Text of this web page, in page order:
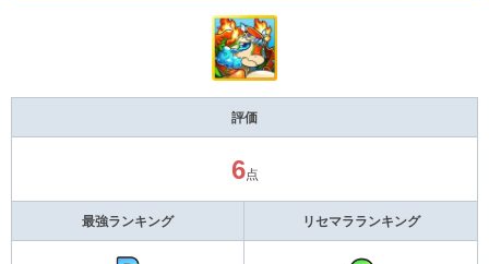
評価
6点
最強ランキング リセマラランキング